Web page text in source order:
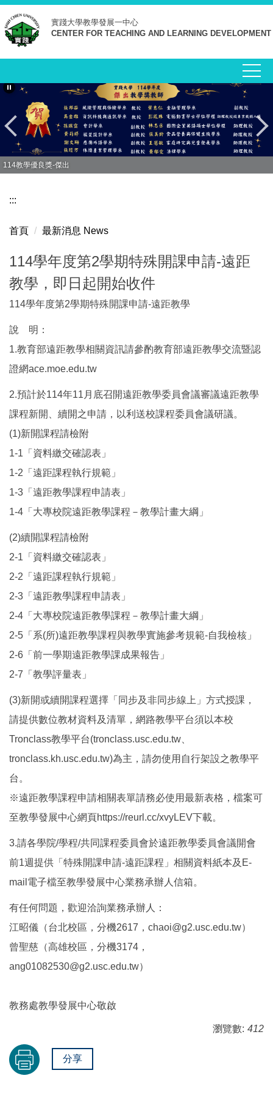
跳
到
主
要
容
實踐大學教學發展一中心
CENTER FOR TEACHING AND LEARNING DEVELOPMENT
114教學優良獎-傑出
:::
首頁 最新消息 News
114學年度第2學期特殊開課申請-遠距
教學，即日起開始收件
114學年度第2學期特殊開課申請-遠距教學
說 明：
1.教育部遠距教學相關資訊請參酌教育部遠距教學交流暨認
證網ace.moe.edu.tw
2.預計於114年11月底召開遠距教學委員會議審議遠距教學
課程新開、續開之申請，以利送校課程委員會議研議。
(1)新開課程請檢附
1-1「資料繳交確認表」
1-2「遠距課程執行規範」
1-3「遠距教學課程申請表」
1-4「大專校院遠距教學課程－教學計畫大綱」
(2)續開課程請檢附
2-1「資料繳交確認表」
2-2「遠距課程執行規範」
2-3「遠距教學課程申請表」
2-4「大專校院遠距教學課程－教學計畫大綱」
2-5「系(所)遠距教學課程與教學實施參考規範-自我檢核」
2-6「前一學期遠距教學課成果報告」
2-7「教學評量表」
(3)新開或續開課程選擇「同步及非同步線上」方式授課，
請提供數位教材資料及清單，網路教學平台須以本校
Tronclass教學平台(tronclass.usc.edu.tw、
tronclass.kh.usc.edu.tw)為主，請勿使用自行架設之教學平
台。
※遠距教學課程申請相關表單請務必使用最新表格，檔案可
至教學發展中心網頁https://reurl.cc/xvyLEV下載。
3.請各學院/學程/共同課程委員會於遠距教學委員會議開會
前1週提供「特殊開課申請-遠距課程」相關資料紙本及E-
mail電子檔至教學發展中心業務承辦人信箱。
有任何問題，歡迎洽詢業務承辦人：
江昭儀（台北校區，分機2617，chaoi@g2.usc.edu.tw）
曾聖慈（高雄校區，分機3174，
ang01082530@g2.usc.edu.tw）
教務處教學發展中心敬啟
瀏覽數: 412
分享